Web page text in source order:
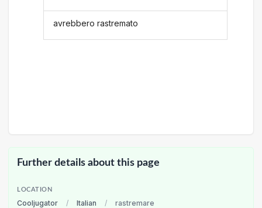
avrebbero rastremato
Further details about this page
LOCATION
Cooljugator / Italian / rastremare